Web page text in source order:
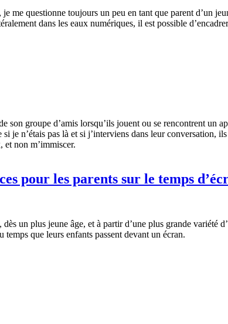
me questionne toujours un peu en tant que parent d’un
dans les eaux numériques, il est possible
son groupe d’amis lorsqu’ils jouent ou se rencontrent un
je n’étais pas là et si j’interviens dans leur conversation,
et non m’immiscer.
pour les parents sur le temps
un plus jeune âge, et à partir d’une plus grande variété
que leurs enfants passent devant un écran.